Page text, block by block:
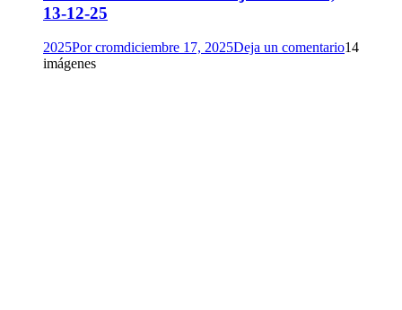
13-12-25
2025Porcromdiciembre 17, 2025Deja un comentario14
imágenes